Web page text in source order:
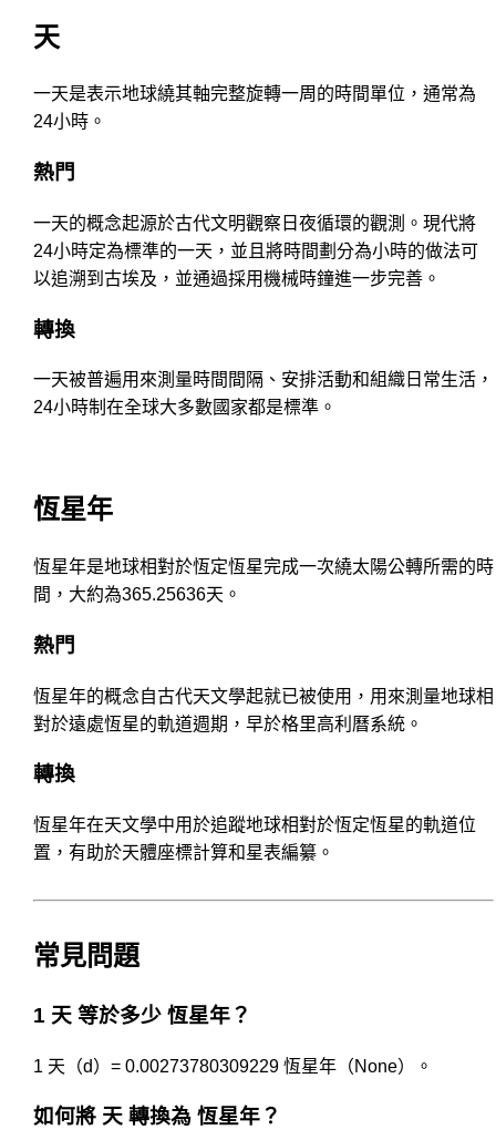
天
一天是表示地球繞其軸完整旋轉一周的時間單位，通常為
24小時。
熱門
一天的概念起源於古代文明觀察日夜循環的觀測。現代將
24小時定為標準的一天，並且將時間劃分為小時的做法可
以追溯到古埃及，並通過採用機械時鐘進一步完善。
轉換
一天被普遍用來測量時間間隔、安排活動和組織日常生活，
24小時制在全球大多數國家都是標準。
恆星年
恆星年是地球相對於恆定恆星完成一次繞太陽公轉所需的時
間，大約為365.25636天。
熱門
恆星年的概念自古代天文學起就已被使用，用來測量地球相
對於遠處恆星的軌道週期，早於格里高利曆系統。
轉換
恆星年在天文學中用於追蹤地球相對於恆定恆星的軌道位
置，有助於天體座標計算和星表編纂。
常見問題
1 天 等於多少 恆星年？
1 天（d）= 0.00273780309229 恆星年（None）。
如何將 天 轉換為 恆星年？